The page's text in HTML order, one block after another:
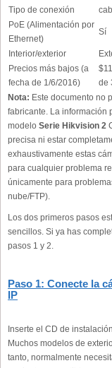
Tipo de conexión
PoE (Alimentación por
Ethernet)
Sí
Interior/exterior
Precios más bajos (a
fecha de 1/6/2016)
de
Nota: Este documento no
fabricante. La información
modelo Serie Hikvision 2
precisa ni estar
exhaustivamente estas
para cualquier problema
únicamente para
nube/FTP).
Los dos primeros pasos
sencillos. Si ya has
pasos 1 y 2.
Paso 1: Conecte la
IP
Inserte el CD de
Muchos modelos de
tanto, normalmente